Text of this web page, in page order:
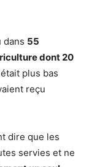
dans 55
dont 20
plus bas
reçu
dire que les
servies et ne